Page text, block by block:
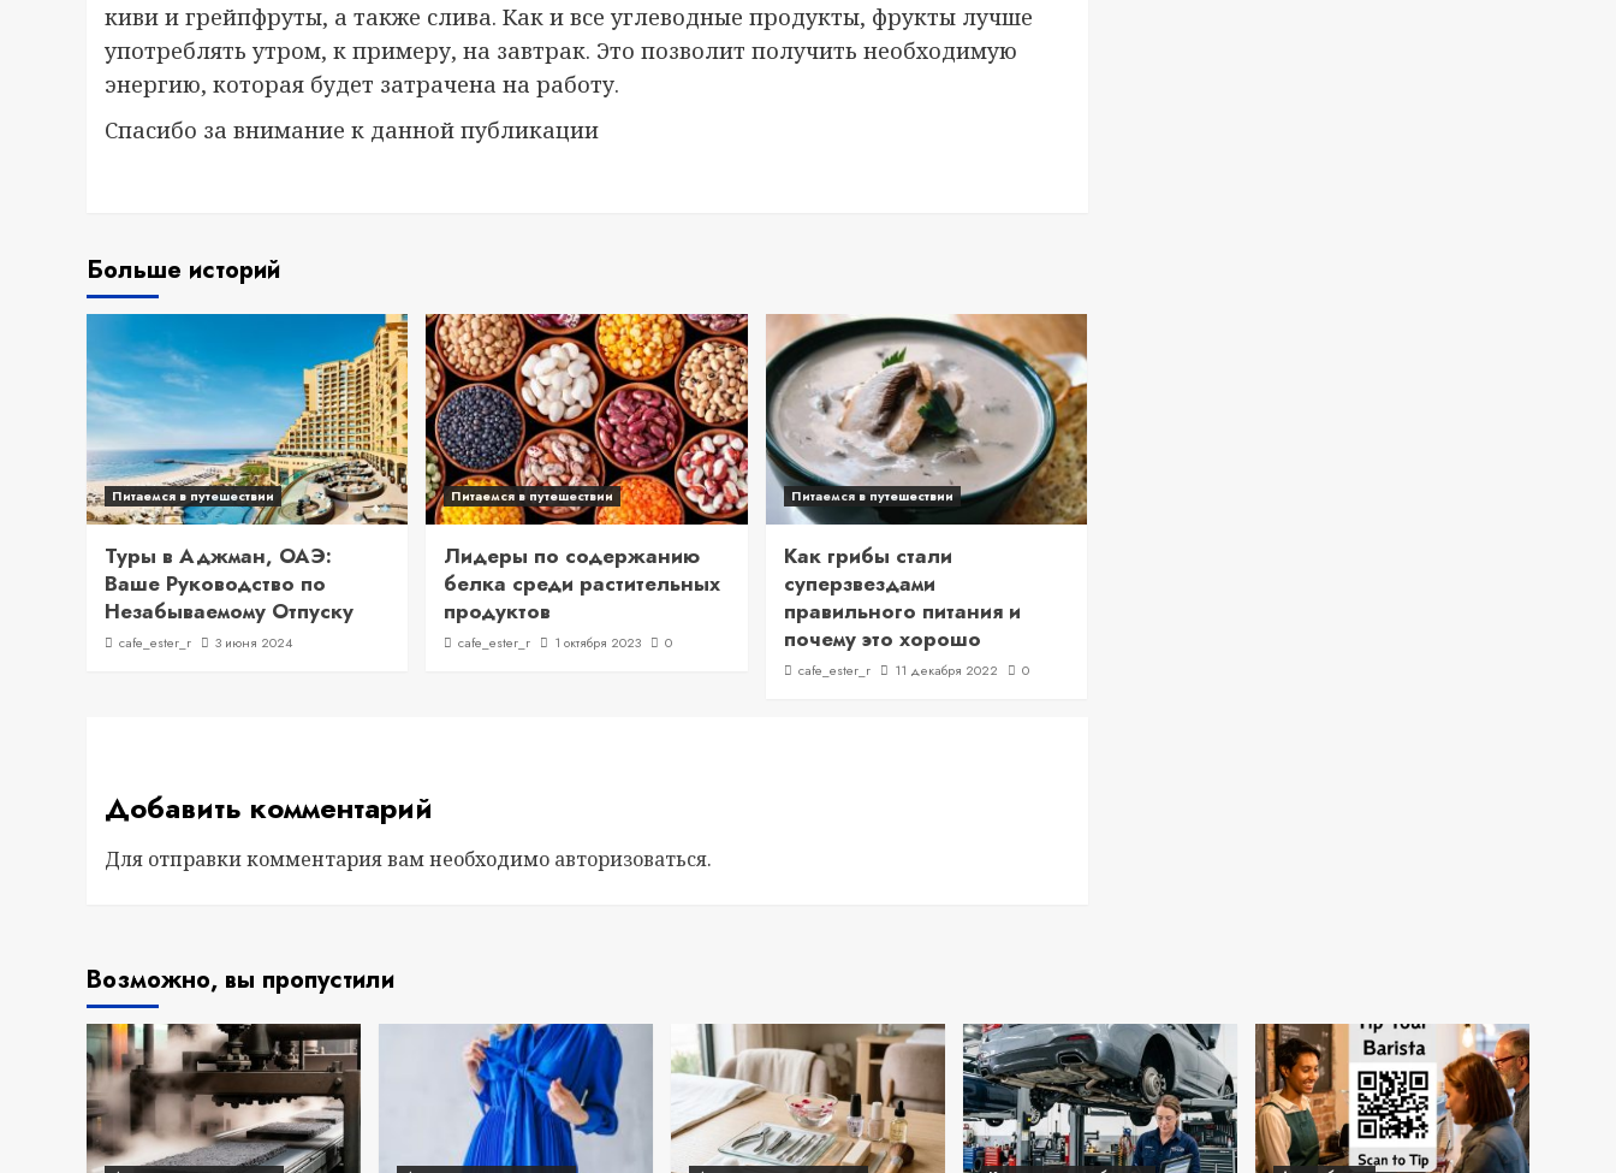
киви и грейпфруты, а также слива. Как и все углеводные продукты, фрукты лучше
употреблять утром, к примеру, на завтрак. Это позволит получить необходимую
энергию, которая будет затрачена на работу.
Спасибо за внимание к данной публикации
Больше историй
Питаемся в путешествии
Туры в Аджман, ОАЭ:
Ваше Руководство по
Незабываемому Отпуску
cafe_ester_r 3 июня 2024
Питаемся в путешествии
Лидеры по содержанию
белка среди растительных
продуктов
cafe_ester_r 1 октября 2023 0
Питаемся в путешествии
Как грибы стали
суперзвездами
правильного питания и
почему это хорошо
cafe_ester_r 11 декабря 2022 0
Добавить комментарий
Для отправки комментария вам необходимо авторизоваться.
Возможно, вы пропустили